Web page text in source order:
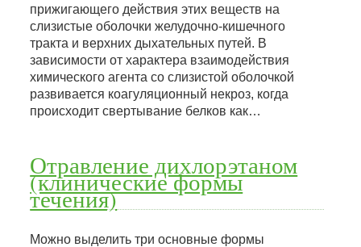
прижигающего действия этих веществ на
слизистые оболочки желудочно-кишечного
тракта и верхних дыхательных путей. В
зависимости от характера взаимодействия
химического агента со слизистой оболочкой
развивается коагуляционный некроз, когда
происходит свертывание белков как…
Отравление дихлорэтаном
(клинические формы
течения)
Можно выделить три основные формы